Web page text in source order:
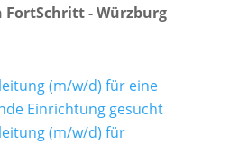
FortSchritt - Würzburg
(m/w/d) für eine
Einrichtung gesucht
(m/w/d) für